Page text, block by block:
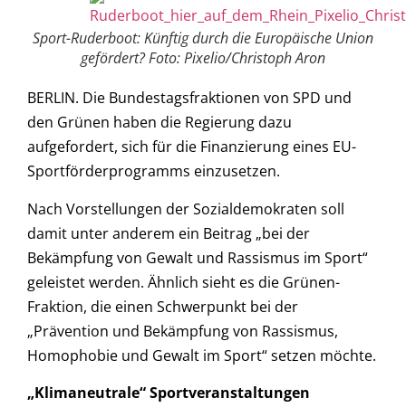
Sport-Ruderboot: Künftig durch die Europäische Union
gefördert? Foto: Pixelio/Christoph Aron
BERLIN. Die Bundestagsfraktionen von SPD und
den Grünen haben die Regierung dazu
aufgefordert, sich für die Finanzierung eines EU-
Sportförderprogramms einzusetzen.
Nach Vorstellungen der Sozialdemokraten soll
damit unter anderem ein Beitrag „bei der
Bekämpfung von Gewalt und Rassismus im Sport“
geleistet werden. Ähnlich sieht es die Grünen-
Fraktion, die einen Schwerpunkt bei der
„Prävention und Bekämpfung von Rassismus,
Homophobie und Gewalt im Sport“ setzen möchte.
„Klimaneutrale“ Sportveranstaltungen